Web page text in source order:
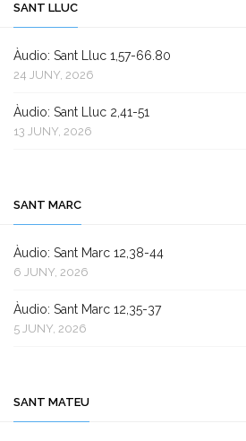
SANT LLUC
Àudio: Sant Lluc 1,57-66.80
24 JUNY, 2026
Àudio: Sant Lluc 2,41-51
13 JUNY, 2026
SANT MARC
Àudio: Sant Marc 12,38-44
6 JUNY, 2026
Àudio: Sant Marc 12,35-37
5 JUNY, 2026
SANT MATEU